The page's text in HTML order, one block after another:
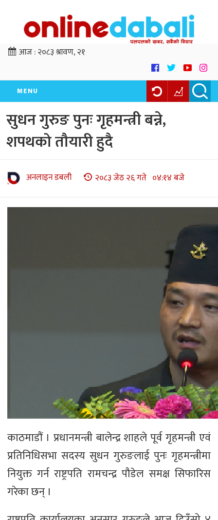
आज :२०८३ श्रावण, २१
MENU
सुधन गुरुङ पुनः गृहमन्त्री बन्ने,
शपथको तौयारी हुदै
अनलाइन डबली २०८३ जेठ २६ गते ०४:१४ बजे
काठमाडौं । प्रधानमन्त्री बालेन्द्र शाहले पूर्व गृहमन्त्री एवं
प्रतिनिधिसभा सदस्य सुधन गुरुङलाई पुनः गृहमन्त्रीमा
नियुक्त गर्न राष्ट्रपति रामचन्द्र पौडेल समक्ष सिफारिस
गरेका छन् ।